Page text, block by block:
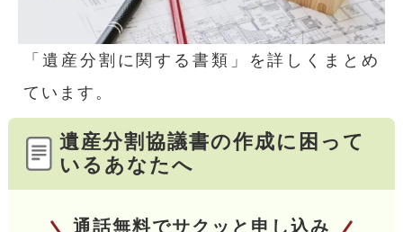
「遺産分割に関する書類」を詳しくまとめ
ています。
遺産分割協議書の作成に困って
いるあなたへ
通話無料でサクッと申し込み